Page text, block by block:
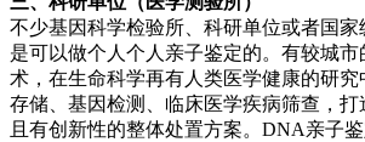
不少基因科学检验所、科研单位或者国
是可以做个人个人亲子鉴定的。有较城
术，在生命科学再有人类医学健康的研
存储、基因检测、临床医学疾病筛查，
且有创新性的整体处置方案。DNA亲子